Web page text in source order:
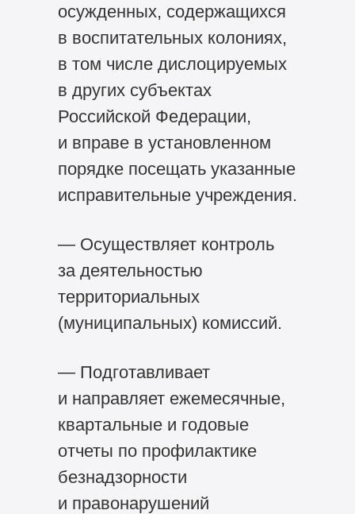
осужденных, содержащихся
в воспитательных колониях,
в том числе дислоцируемых
в других субъектах
Российской Федерации,
и вправе в установленном
порядке посещать указанные
исправительные учреждения.
— Осуществляет контроль
за деятельностью
территориальных
(муниципальных) комиссий.
— Подготавливает
и направляет ежемесячные,
квартальные и годовые
отчеты по профилактике
безнадзорности
и правонарушений